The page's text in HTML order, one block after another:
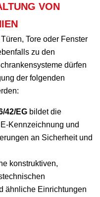
VON
Tore oder Fenster
zu den
dürfen
der folgenden
42/EG bildet die
Kennzeichnung und
an Sicherheit und
konstruktiven,
ähnliche Einrichtungen